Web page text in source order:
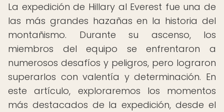
La expedición de Hillary al Everest fue una de
las más grandes hazañas en la historia del
montañismo. Durante su ascenso, los
miembros del equipo se enfrentaron a
numerosos desafíos y peligros, pero lograron
superarlos con valentía y determinación. En
este artículo, exploraremos los momentos
más destacados de la expedición, desde el